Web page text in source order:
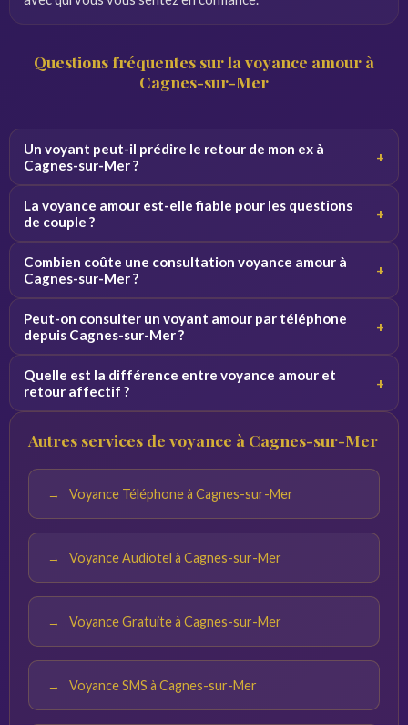
Questions fréquentes sur la voyance amour à
Cagnes-sur-Mer
Un voyant peut-il prédire le retour de mon ex à
Cagnes-sur-Mer ?
+
votre situation. Il ne garantit pas un retour mais éclaire les
La voyance amour est-elle fiable pour les questions
de couple ?
+
votre situation sentimentale. Elle est d'autant plus fiable
prédictions.
Combien coûte une consultation voyance amour à
Cagnes-sur-Mer ?
+
et 5 euros par minute. Des premières minutes offertes
Peut-on consulter un voyant amour par téléphone
depuis Cagnes-sur-Mer ?
+
par téléphone 24h/24 depuis Cagnes-sur-Mer et partout
Quelle est la différence entre voyance amour et
retour affectif ?
+
sentimentales. Le retour affectif est un thème spécifique
Autres services de voyance à Cagnes-sur-Mer
Voyance Téléphone à Cagnes-sur-Mer
Voyance Audiotel à Cagnes-sur-Mer
Voyance Gratuite à Cagnes-sur-Mer
Voyance SMS à Cagnes-sur-Mer